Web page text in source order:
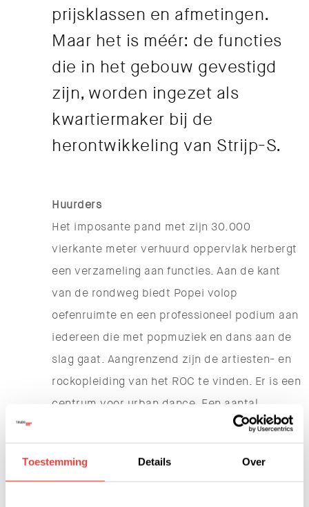
Toestemming Details Over
prijsklassen en afmetingen.
Maar het is méér: de functies
die in het gebouw gevestigd
zijn, worden ingezet als
kwartiermaker bij de
herontwikkeling van Strijp-S.
Huurders
Het imposante pand met zijn 30.000
vierkante meter verhuurd oppervlak herbergt
een verzameling aan functies. Aan de kant
van de rondweg biedt Popei volop
oefenruimte en een professioneel podium aan
iedereen die met popmuziek en dans aan de
slag gaat. Aangrenzend zijn de artiesten- en
rockopleiding van het ROC te vinden. Er is een
centrum voor urban dance. Een aantal
productiebedrijven voor optredens en events
vinden hier een thuishonk, zoals Paaspop en
250K. Hier is ook de entree van de